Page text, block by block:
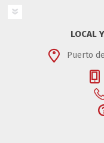
LOCAL
Puerto